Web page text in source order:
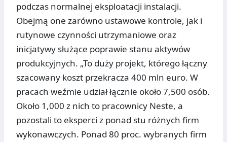
podczas normalnej eksploatacji instalacji.
Obejmą one zarówno ustawowe kontrole, jak i
rutynowe czynności utrzymaniowe oraz
inicjatywy służące poprawie stanu aktywów
produkcyjnych. „To duży projekt, którego łączny
szacowany koszt przekracza 400 mln euro. W
pracach weźmie udział łącznie około 7,500 osób.
Około 1,000 z nich to pracownicy Neste, a
pozostali to eksperci z ponad stu różnych firm
wykonawczych. Ponad 80 proc. wybranych firm